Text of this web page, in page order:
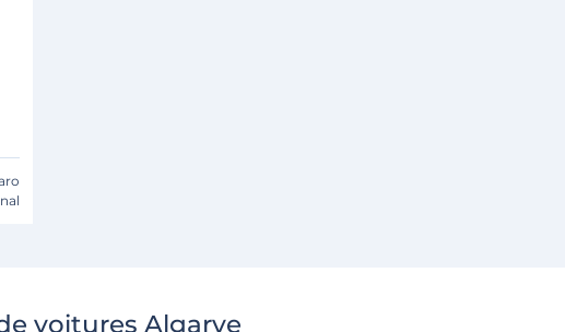
voitures Algarve